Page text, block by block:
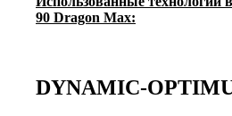
90 Dragon Max:
DYNAMIC-